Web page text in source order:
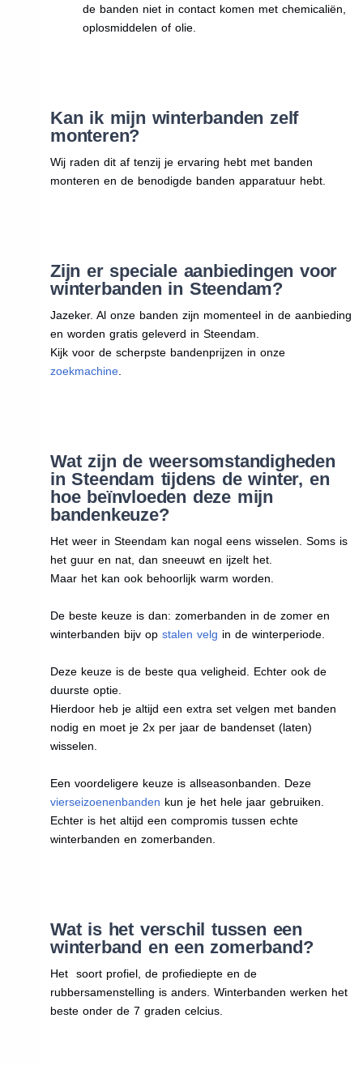
de banden niet in contact komen met chemicaliën,
oplosmiddelen of olie.
Kan ik mijn winterbanden zelf
monteren?
Wij raden dit af tenzij je ervaring hebt met banden
monteren en de benodigde banden apparatuur hebt.
Zijn er speciale aanbiedingen voor
winterbanden in Steendam?
Jazeker. Al onze banden zijn momenteel in de aanbieding
en worden gratis geleverd in Steendam.
Kijk voor de scherpste bandenprijzen in onze
zoekmachine.
Wat zijn de weersomstandigheden
in Steendam tijdens de winter, en
hoe beïnvloeden deze mijn
bandenkeuze?
Het weer in Steendam kan nogal eens wisselen. Soms is
het guur en nat, dan sneeuwt en ijzelt het.
Maar het kan ook behoorlijk warm worden.
De beste keuze is dan: zomerbanden in de zomer en
winterbanden bijv op stalen velg in de winterperiode.
Deze keuze is de beste qua veligheid. Echter ook de
duurste optie.
Hierdoor heb je altijd een extra set velgen met banden
nodig en moet je 2x per jaar de bandenset (laten)
wisselen.
Een voordeligere keuze is allseasonbanden. Deze
vierseizoenenbanden kun je het hele jaar gebruiken.
Echter is het altijd een compromis tussen echte
winterbanden en zomerbanden.
Wat is het verschil tussen een
winterband en een zomerband?
Het soort profiel, de profiediepte en de
rubbersamenstelling is anders. Winterbanden werken het
beste onder de 7 graden celcius.